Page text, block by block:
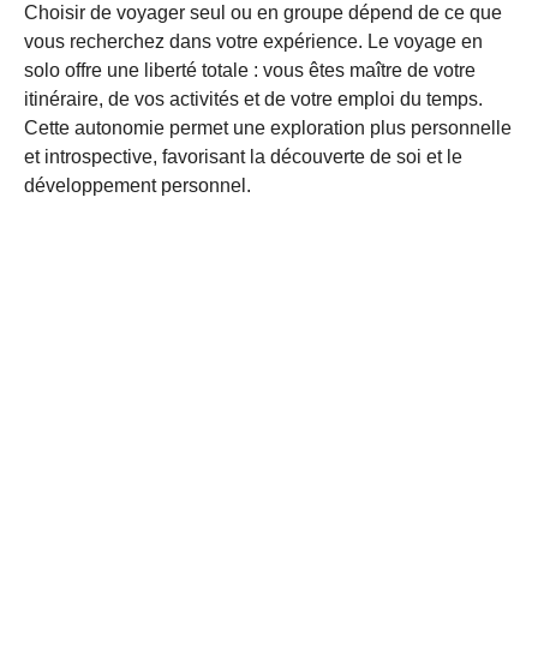
Choisir de voyager seul ou en groupe dépend de ce que
vous recherchez dans votre expérience. Le voyage en
solo offre une liberté totale : vous êtes maître de votre
itinéraire, de vos activités et de votre emploi du temps.
Cette autonomie permet une exploration plus personnelle
et introspective, favorisant la découverte de soi et le
développement personnel.